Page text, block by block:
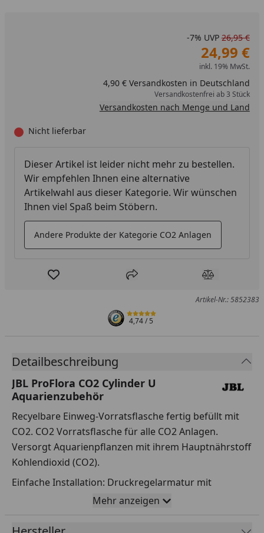
-7% UVP 26,95 €
24,99 €
inkl. 19% MwSt.
4,90 € Versandkosten in Deutschland
Versandkostenfrei ab 3 Stück
Versandkosten nach Menge und Land
Nicht lieferbar
Dieser Artikel ist leider nicht mehr zu bestellen.
Wir empfehlen Ihnen eine alternative
Artikelwahl aus dieser Kategorie. Wir wünschen
Ihnen viel Spaß beim Stöbern.
Andere Produkte der Kategorie CO2 Anlagen
Produkt zur Wunschliste hinzufügen
Teilen Produkt
Artikel-Nr.: 5852383
4,74/ 5
Detailbeschreibung
JBL ProFlora CO2 Cylinder U
Aquarienzubehör
Recyelbare Einweg-Vorratsflasche fertig befüllt mit
CO2. CO2 Vorratsflasche für alle CO2 Anlagen.
Versorgt Aquarienpflanzen mit ihrem Hauptnährstoff
Kohlendioxid (CO2).
Einfache Installation: Druckregelarmatur mit
Innengewinde auf das Außengewinde (M10x1) der
Vorratsflaschen drehen. Inklusive montiertem
Gummistandfuß für sicheren Stand. Gesamthöhe mit
Mehr anzeigen